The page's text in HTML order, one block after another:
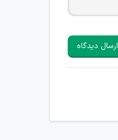
ارسال دیدگاه